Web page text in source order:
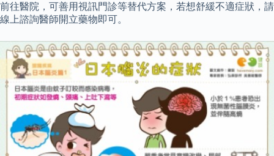
前往醫院，可善用視訊門診等替代方案，若想舒緩不適症狀，請
線上諮詢醫師開立藥物即可。